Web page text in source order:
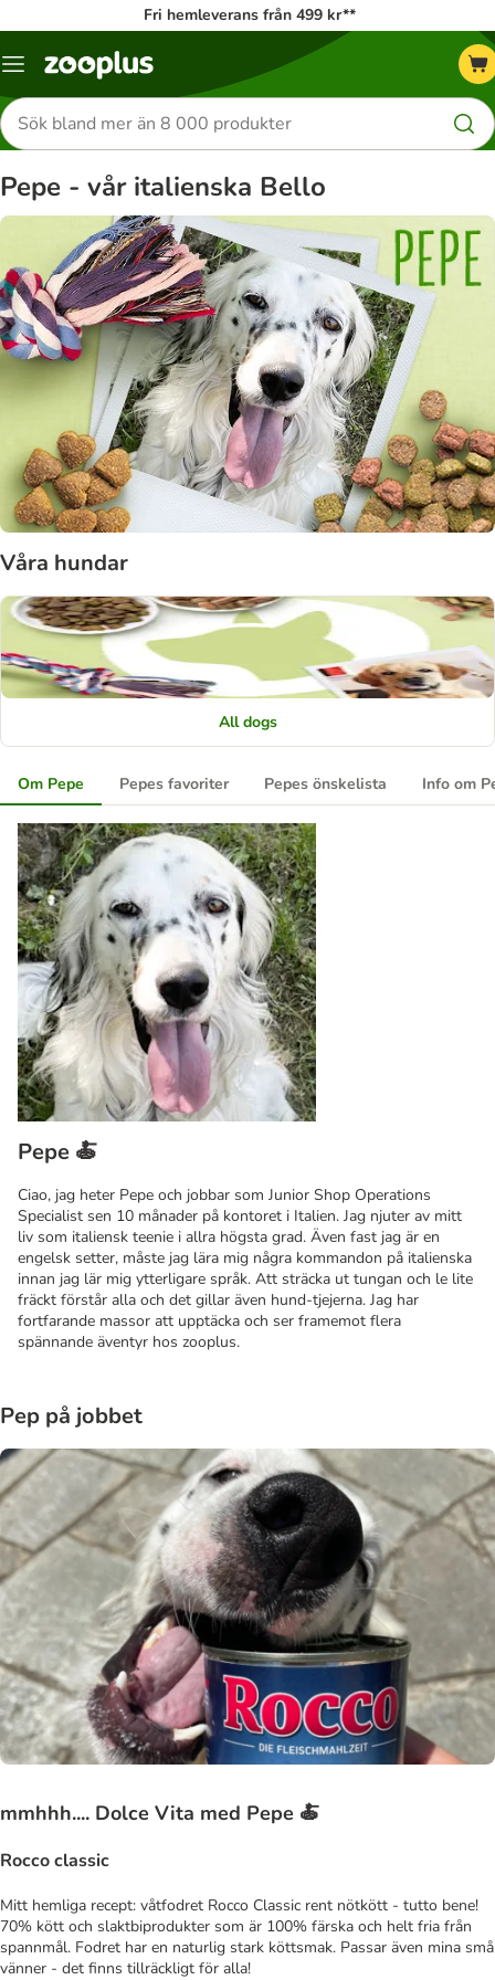
Fri hemleverans från 499 kr**
Katalogmeny
Sök
efter
produkter
Pepe - vår italienska Bello
Våra hundar
All dogs
Om Pepe Pepes favoriter Pepes önskelista Info om
Pepe 🍝
Ciao, jag heter Pepe och jobbar som Junior Shop Operations
Specialist sen 10 månader på kontoret i Italien. Jag njuter av mitt
liv som italiensk teenie i allra högsta grad. Även fast jag är en
engelsk setter, måste jag lära mig några kommandon på italienska
innan jag lär mig ytterligare språk. Att sträcka ut tungan och le lite
fräckt förstår alla och det gillar även hund-tjejerna. Jag har
fortfarande massor att upptäcka och ser framemot flera
spännande äventyr hos zooplus.
Pep på jobbet
mmhhh.... Dolce Vita med Pepe 🍝
Rocco classic
Mitt hemliga recept: våtfodret Rocco Classic rent nötkött - tutto bene!
70% kött och slaktbiprodukter som är 100% färska och helt fria från
spannmål. Fodret har en naturlig stark köttsmak. Passar även mina små
vänner - det finns tillräckligt för alla!